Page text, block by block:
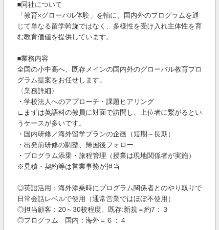
■同社について
「教育×グローバル体験」を軸に、国内外のプログラムを通
じて単なる留学斡旋ではなく、多様性を受け入れ主体性を育
む教育価値を提供しています。
■業務内容
全国の小中高へ、既存メインの国内外のグローバル教育プロ
グラム提案をお任せします。
〈業務詳細〉
・学校法人へのアプローチ・課題ヒアリング
∟まずは英語科の教員に対面で訪問し、上位者に繋がるとい
うケースが多いです。
・国内研修／海外留学プランの企画（短期～長期）
・出発前研修の調整、帰国後フォロー
・プログラム添乗・旅程管理（授業は現地関係者が実施）
※見積・契約等は営業事務が担当
◎英語活用：海外添乗時にプログラム関係者とのやり取りで
日常会話レベルで使用（通常営業ではほぼ不使用）
◎担当顧客：20～30校程度、既存:新規＝約7：３
◎プログラム 国内：海外＝６：４